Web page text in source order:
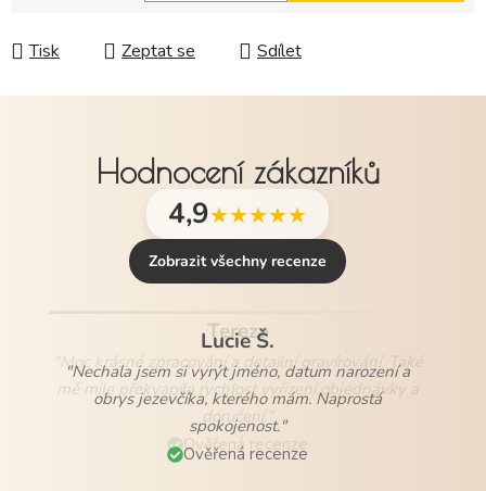
Tisk
Zeptat se Sdílet
Hodnocení zákazníků
4,9★★★★★
Zobrazit všechny recenze
Lucie Š.
"Nechala jsem si vyrýt jméno, datum narození a
obrys jezevčíka, kterého mám. Naprostá
spokojenost."
Ověřená recenze